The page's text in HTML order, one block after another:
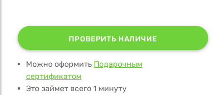
ПРОВЕРИТЬ НАЛИЧИЕ
Можно оформить Подарочным
сертификатом
Это займет всего 1 минуту